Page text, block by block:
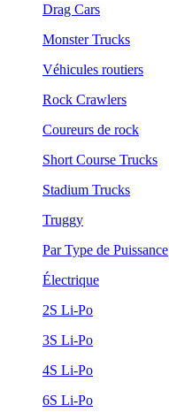
Drag Cars
Monster Trucks
Véhicules routiers
Rock Crawlers
Coureurs de rock
Short Course Trucks
Stadium Trucks
Truggy
Par Type de Puissance
Électrique
2S Li-Po
3S Li-Po
4S Li-Po
6S Li-Po